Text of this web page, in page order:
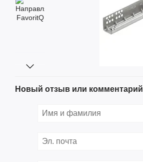
Новый отзыв или комментарий